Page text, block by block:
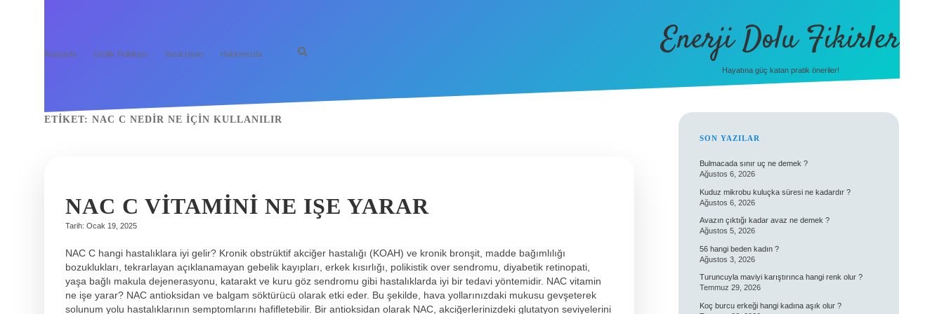
Anasayfa Gizlilik Politikası Yasal Uyarı Hakkımızda Enerji Dolu Fikirler
Hayatına güç katan pratik öneriler!
ETIKET: NAC C NEDIR NE IÇIN KULLANILIR
NAC C VITAMINI NE IŞE YARAR
Tarih: Ocak 19, 2025
NAC C hangi hastalıklara iyi gelir? Kronik obstrüktif akciğer hastalığı (KOAH) ve kronik bronşit, madde bağımlılığı
bozuklukları, tekrarlayan açıklanamayan gebelik kayıpları, erkek kısırlığı, polikistik over sendromu, diyabetik retinopati,
yaşa bağlı makula dejenerasyonu, katarakt ve kuru göz sendromu gibi hastalıklarda iyi bir tedavi yöntemidir. NAC vitamin
ne işe yarar? NAC antioksidan ve balgam söktürücü olarak etki eder. Bu şekilde, hava yollarınızdaki mukusu gevşeterek
solunum yolu hastalıklarının semptomlarını hafifletebilir. Bir antioksidan olarak NAC, akciğerlerinizdeki glutatyon seviyelerini
SIDEBAR
SON YAZILAR
Bulmacada sınır uç ne demek ?
Ağustos 6, 2026
Kuduz mikrobu kuluçka süresi ne kadardır ?
Ağustos 6, 2026
Avazın çıktığı kadar avaz ne demek ?
Ağustos 5, 2026
56 hangi beden kadın ?
Ağustos 3, 2026
Turuncuyla maviyi karıştırınca hangi renk olur ?
Temmuz 29, 2026
Koç burcu erkeği hangi kadına aşık olur ?